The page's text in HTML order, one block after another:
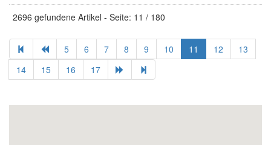
2696 gefundene Artikel - Seite: 11 / 180
5 6 7 8 9 10 11 12
13
14
15 16 17